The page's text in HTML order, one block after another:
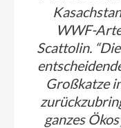
WWF-
Scattolin.
Großkatze
ganzes